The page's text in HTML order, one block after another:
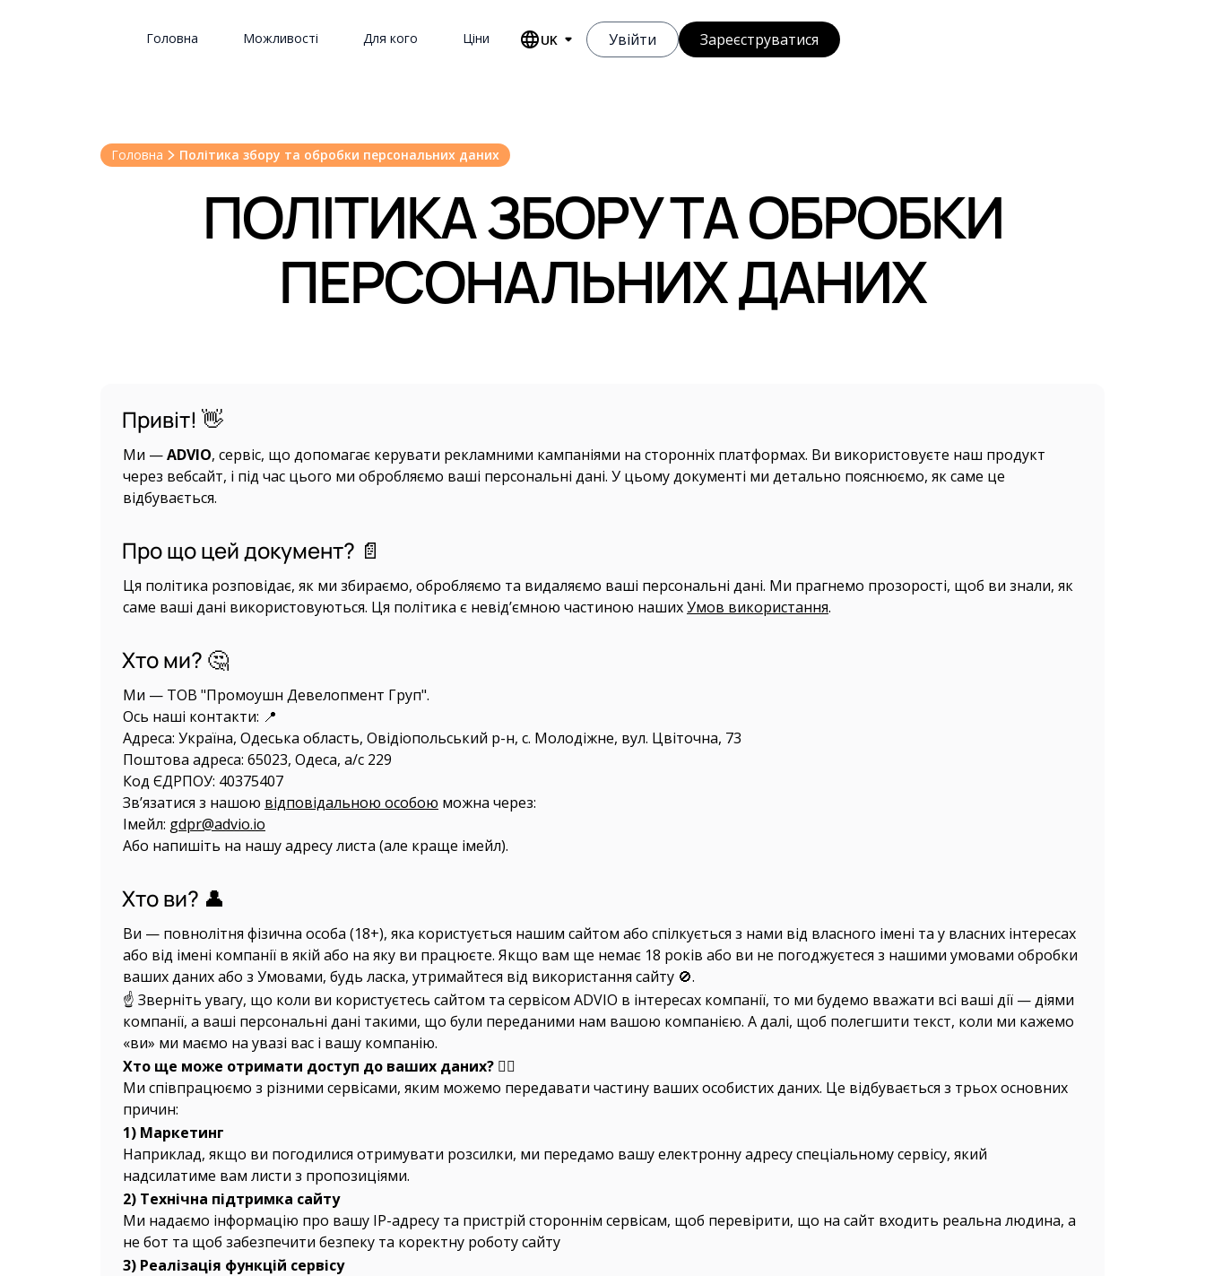
Головна Можливості Для кого Ціни UK Увійти Зареєструватися
Головна Політика збору та обробки персональних даних
ПОЛІТИКА ЗБОРУ ТА ОБРОБКИ
ПЕРСОНАЛЬНИХ ДАНИХ
Привіт! 👋
Ми —ADVIO, сервіс, що допомагає керувати рекламними кампаніями на сторонніх платформах. Ви використовуєте наш продукт
через вебсайт, і під час цього ми обробляємо ваші персональні дані. У цьому документі ми детально пояснюємо, як саме це
відбувається.
Про що цей документ? 📄
Ця політика розповідає, як ми збираємо, обробляємо та видаляємо ваші персональні дані. Ми прагнемо прозорості, щоб ви знали, як
саме ваші дані використовуються. Ця політика є невід’ємною частиною нашихУмов використання.
Хто ми? 🤔
Ми — ТОВ "Промоушн Девелопмент Груп".
Ось наші контакти: 📍
Адреса: Україна, Одеська область, Овідіопольський р-н, с. Молодіжне, вул. Цвіточна, 73
Поштова адреса: 65023, Одеса, а/с 229
Код ЄДРПОУ: 40375407
Зв’язатися з нашою відповідальною особою можна через:
Імейл: gdpr@advio.io
Або напишіть на нашу адресу листа (але краще імейл).
Хто ви? 👤
Ви — повнолітня фізична особа (18+), яка користується нашим сайтом або спілкується з нами від власного імені та у власних інтересах
або від імені компанії в якій або на яку ви працюєте. Якщо вам ще немає 18 років або ви не погоджуєтеся з нашими умовами обробки
ваших даних або з Умовами, будь ласка, утримайтеся від використання сайту 🚫.
☝️ Зверніть увагу, що коли ви користуєтесь сайтом та сервісом ADVIO в інтересах компанії, то ми будемо вважати всі ваші дії — діями
компанії, а ваші персональні дані такими, що були переданими нам вашою компанією. А далі, щоб полегшити текст, коли ми кажемо
«ви» ми маємо на увазі вас і вашу компанію.
Хто ще може отримати доступ до ваших даних? 🕵️‍♀️
Ми співпрацюємо з різними сервісами, яким можемо передавати частину ваших особистих даних. Це відбувається з трьох основних
причин:
1) Маркетинг
Наприклад, якщо ви погодилися отримувати розсилки, ми передамо вашу електронну адресу спеціальному сервісу, який
надсилатиме вам листи з пропозиціями.
2) Технічна підтримка сайту
Ми надаємо інформацію про вашу IP-адресу та пристрій стороннім сервісам, щоб перевірити, що на сайт входить реальна людина, а
не бот та щоб забезпечити безпеку та коректну роботу сайту
3) Реалізація функцій сервісу